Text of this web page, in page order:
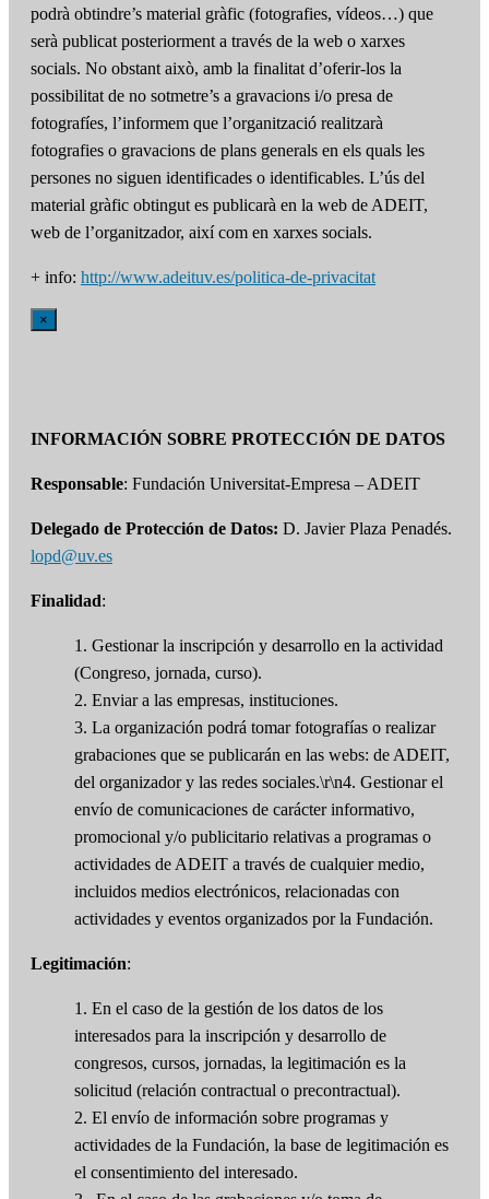
podrà obtindre’s material gràfic (fotografies, vídeos…) que
serà publicat posteriorment a través de la web o xarxes
socials. No obstant això, amb la finalitat d’oferir-los la
possibilitat de no sotmetre’s a gravacions i/o presa de
fotografíes, l’informem que l’organització realitzarà
fotografies o gravacions de plans generals en els quals les
persones no siguen identificades o identificables. L’ús del
material gràfic obtingut es publicarà en la web de ADEIT,
web de l’organitzador, així com en xarxes socials.
+ info: http://www.adeituv.es/politica-de-privacitat
×
INFORMACIÓN SOBRE PROTECCIÓN DE DATOS
Responsable: Fundación Universitat-Empresa – ADEIT
Delegado de Protección de Datos: D. Javier Plaza Penadés.
lopd@uv.es
Finalidad:
1. Gestionar la inscripción y desarrollo en la actividad
(Congreso, jornada, curso).
2. Enviar a las empresas, instituciones.
3. La organización podrá tomar fotografías o realizar
grabaciones que se publicarán en las webs: de ADEIT,
del organizador y las redes sociales.\r\n4. Gestionar el
envío de comunicaciones de carácter informativo,
promocional y/o publicitario relativas a programas o
actividades de ADEIT a través de cualquier medio,
incluidos medios electrónicos, relacionadas con
actividades y eventos organizados por la Fundación.
Legitimación:
1. En el caso de la gestión de los datos de los
interesados para la inscripción y desarrollo de
congresos, cursos, jornadas, la legitimación es la
solicitud (relación contractual o precontractual).
2. El envío de información sobre programas y
actividades de la Fundación, la base de legitimación es
el consentimiento del interesado.